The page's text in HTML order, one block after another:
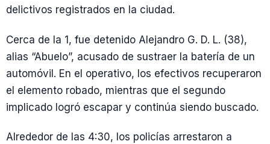
delictivos registrados en la ciudad.
Cerca de la 1, fue detenido Alejandro G. D. L. (38),
alias “Abuelo”, acusado de sustraer la batería de un
automóvil. En el operativo, los efectivos recuperaron
el elemento robado, mientras que el segundo
implicado logró escapar y continúa siendo buscado.
Alrededor de las 4:30, los policías arrestaron a